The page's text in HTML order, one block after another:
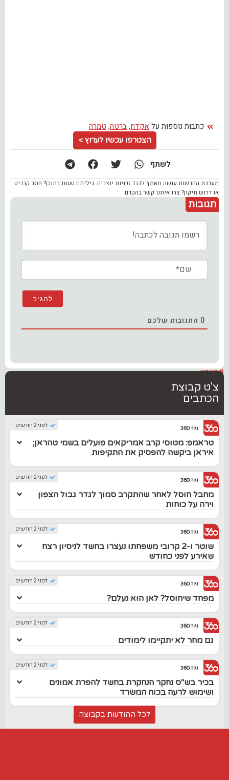
כתבות נוספות על אקדח,ברטה, טמרה
הצטרפו עכשיו לערוץ >
לשתף
מערכת החדשות עושה מאמץ לכבד זכויות יוצרים. גיליתם טעות בתוכן? חסר קרדיט
או דרוש תיקון? צרו איתנו קשר בהקדם.
תגובות
0 התגובות שלכם
#בארץ
צ'ט קבוצת
הכתבים
לפני 2 חודשים ניוז 360
טראמפ: מטוסי קרב אמריקאים פועלים בשמי טהראן;
איראן ביקשה להפסיק את התקיפות
לפני 2 חודשים ניוז 360
מחבל חוסל לאחר שהתקרב סמוך לגדר גבול הצפון
וירה על כוחות
לפני 2 חודשים ניוז 360
שוטר ו-2 קרובי משפחתו נעצרו בחשד לניסיון רצח
שאירע לפני כחודש
לפני 2 חודשים ניוז 360
מפחד שיחוסל? לאן הוא נעלם?
לפני 2 חודשים ניוז 360
גם מחר לא יתקיימו לימודים
לפני 2 חודשים ניוז 360
בכיר בש"ס נחקר הנחקרת בחשד להפרת אמונים
ושימוש לרעה בכוח המשרד
לכל ההודעות בקבוצה